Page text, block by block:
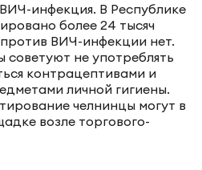
инфекция. В Республике
более 24 тысяч
ВИЧ-инфекции нет.
не употреблять
контрацептивами и
личной гигиены.
челнинцы могут в
возле торгового-